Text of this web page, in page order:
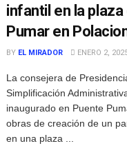
infantil en la
Pumar en
BY EL MIRADOR ENERO 2,
La consejera de
Simplificación
inaugurado en Puente
obras de creación de un
en una plaza ...